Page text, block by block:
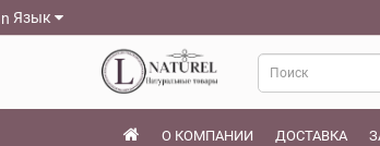
Язык
О КОМПАНИИ ДОСТАВКА